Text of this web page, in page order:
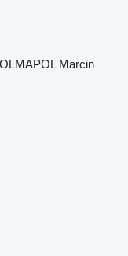
Marcin